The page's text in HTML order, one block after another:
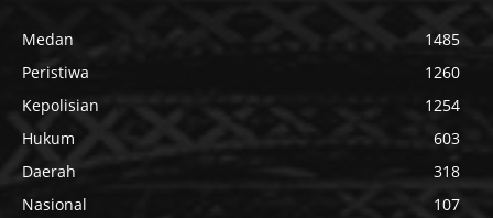
Medan
1485
Peristiwa
1260
Kepolisian
1254
Hukum
603
Daerah
318
Nasional
107